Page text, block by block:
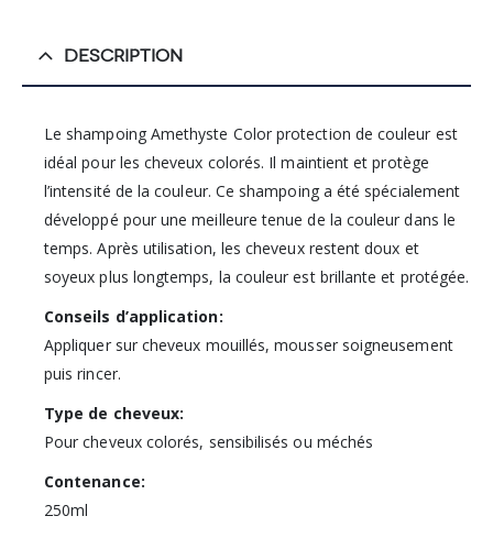
DESCRIPTION
Le shampoing Amethyste Color protection de couleur est
idéal pour les cheveux colorés. Il maintient et protège
l’intensité de la couleur. Ce shampoing a été spécialement
développé pour une meilleure tenue de la couleur dans le
temps. Après utilisation, les cheveux restent doux et
soyeux plus longtemps, la couleur est brillante et protégée.
Conseils d’application:
Appliquer sur cheveux mouillés, mousser soigneusement
puis rincer.
Type de cheveux:
Pour cheveux colorés, sensibilisés ou méchés
Contenance:
250ml